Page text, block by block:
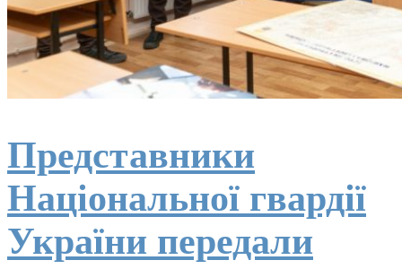
Представники
Національної гвардії
України передали